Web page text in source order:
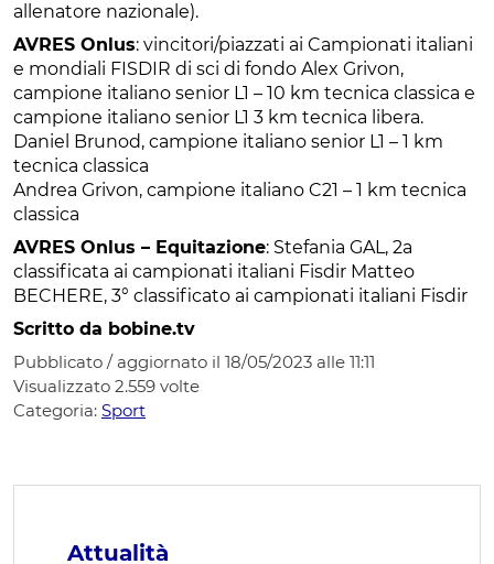
allenatore nazionale).
AVRES Onlus: vincitori/piazzati ai Campionati italiani
e mondiali FISDIR di sci di fondo Alex Grivon,
campione italiano senior L1 – 10 km tecnica classica e
campione italiano senior L1 3 km tecnica libera.
Daniel Brunod, campione italiano senior L1 – 1 km
tecnica classica
Andrea Grivon, campione italiano C21 – 1 km tecnica
classica
AVRES Onlus – Equitazione: Stefania GAL, 2a
classificata ai campionati italiani Fisdir Matteo
BECHERE, 3° classificato ai campionati italiani Fisdir
Scritto da bobine.tv
Pubblicato / aggiornato il 18/05/2023 alle 11:11
Visualizzato 2.559 volte
Categoria: Sport
Attualità